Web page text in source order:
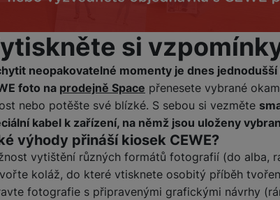
Foto
Smart
Ventilátory
Počítače a
iSpace
si
neopakovatelné momenty je dnes
foto na prodejně Space přenesete vybrané
nebo potěšte své blízké. S sebou si vezměte
kabel k zařízení, na němž jsou uloženy
výhody přináší kiosek CEWE?
vytištění různých formátů fotografií (do alba,
koláž, do které vtisknete osobitý příběh
fotografie s připravenými grafickými návrhy